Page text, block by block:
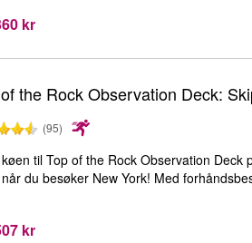
kr
the Rock Observation Deck:
(95)
til Top of the Rock Observation
du besøker New York! Med
kr